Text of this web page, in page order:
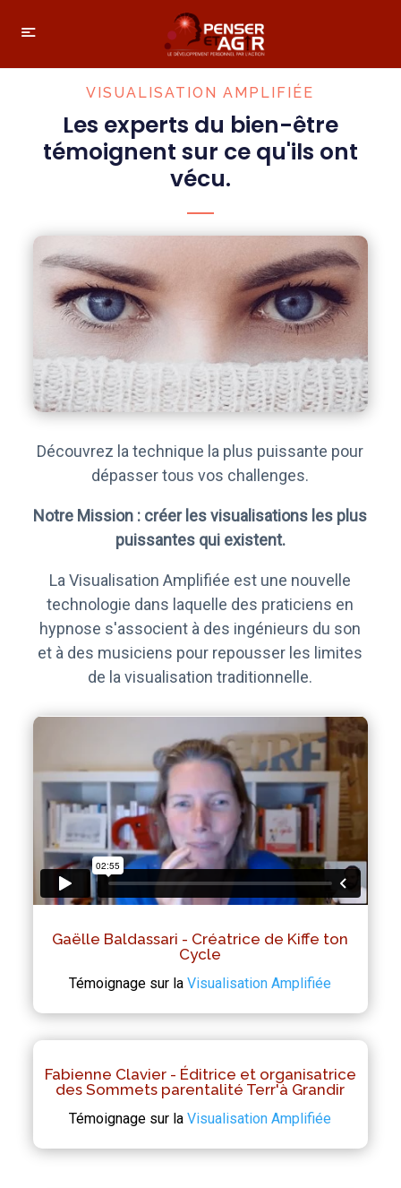
VISUALISATION AMPLIFIÉE
Les experts du bien-être
témoignent sur ce qu'ils ont
vécu.
Découvrez la technique la plus puissante pour
dépasser tous vos challenges.
Notre Mission : créer les visualisations les plus
puissantes qui existent.
La Visualisation Amplifiée est une nouvelle
technologie dans laquelle des praticiens en
hypnose s'associent à des ingénieurs du son
et à des musiciens pour repousser les limites
de la visualisation traditionnelle.
Gaëlle Baldassari - Créatrice de Kiffe ton
Cycle
Témoignage sur laVisualisation Amplifiée
Fabienne Clavier - Éditrice et organisatrice
des Sommets parentalité Terr'à Grandir
Témoignage sur laVisualisation Amplifiée